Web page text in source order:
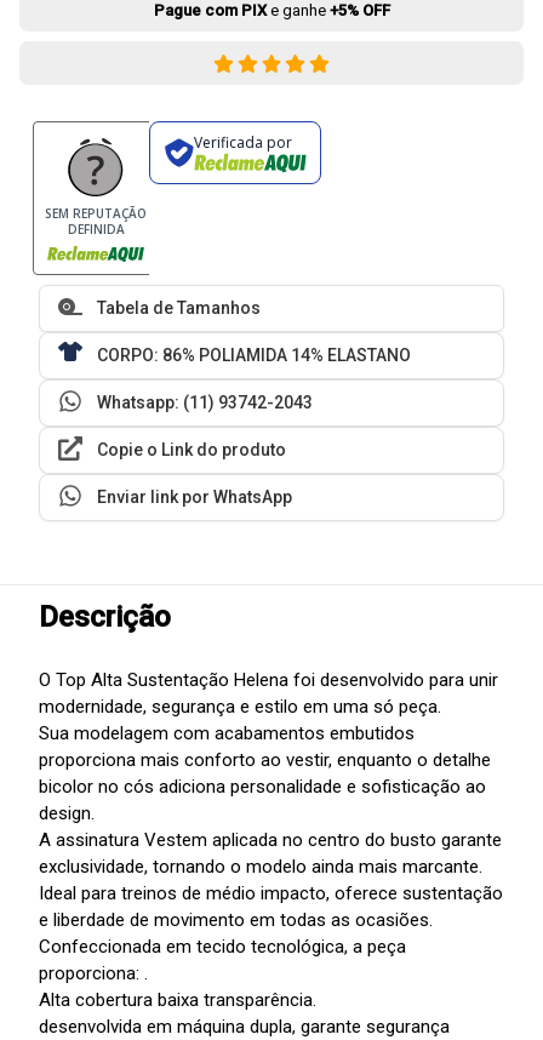
Pague com PIXe ganhe +5% OFF
SEM REPUTAÇÃO
DEFINIDA
Verificada por
Tabela de Tamanhos
CORPO: 86% POLIAMIDA 14% ELASTANO
Whatsapp: (11) 93742-2043
Copie o Link do produto
Enviar link por WhatsApp
Descrição
O Top Alta Sustentação Helena foi desenvolvido para unir
modernidade, segurança e estilo em uma só peça.
Sua modelagem com acabamentos embutidos
proporciona mais conforto ao vestir, enquanto o detalhe
bicolor no cós adiciona personalidade e sofisticação ao
design.
A assinatura Vestem aplicada no centro do busto garante
exclusividade, tornando o modelo ainda mais marcante.
Ideal para treinos de médio impacto, oferece sustentação
e liberdade de movimento em todas as ocasiões.
Confeccionada em tecido tecnológica, a peça
proporciona: .
Alta cobertura baixa transparência.
desenvolvida em máquina dupla, garante segurança